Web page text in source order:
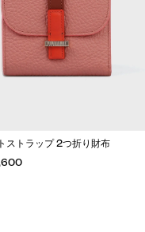
ストラップ 2つ折り財布